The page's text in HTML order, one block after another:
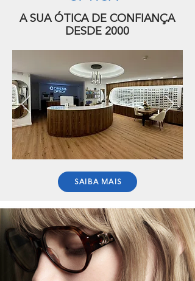
A SUA ÓTICA DE CONFIANÇA
DESDE 2000
SAIBA MAIS